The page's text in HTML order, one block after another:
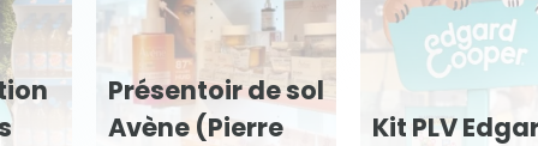
Présentoir de sol
Avène (Pierre
Kit PLV